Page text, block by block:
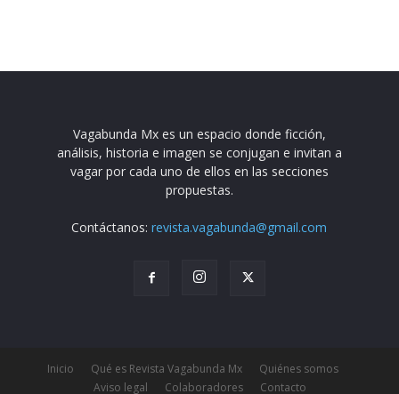
Vagabunda Mx es un espacio donde ficción,
análisis, historia e imagen se conjugan e invitan a
vagar por cada uno de ellos en las secciones
propuestas.
Contáctanos:revista.vagabunda@gmail.com
Inicio Qué es Revista Vagabunda Mx
Quiénes somos
Aviso legal
Colaboradores Contacto